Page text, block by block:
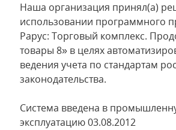
Наша организация принял(а)
использовании программного
Рарус: Торговый комплекс.
товары 8» в целях
ведения учета по стандартам
законодательства.
Система введена в
эксплуатацию 03.08.2012